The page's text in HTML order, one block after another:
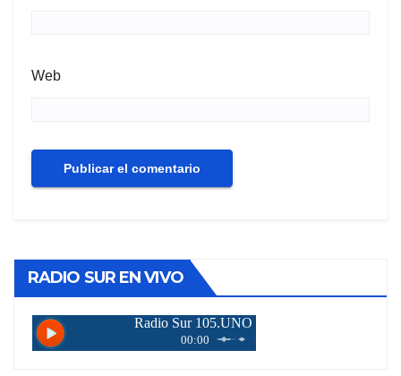
Web
RADIO SUR EN VIVO